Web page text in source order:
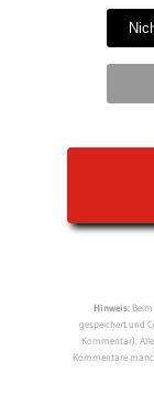
Hinweis:Beim
gespeichert und
Kommentar).
Kommentare